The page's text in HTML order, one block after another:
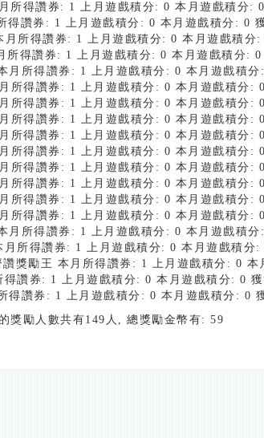
所得讚券: 1 上月遊戲積分: 0 本月遊戲積分:
讚券: 1 上月遊戲積分: 0 本月遊戲積分: 0
所得讚券: 1 上月遊戲積分: 0 本月遊戲積分:
得讚券: 1 上月遊戲積分: 0 本月遊戲積分: 0
月所得讚券: 1 上月遊戲積分: 0 本月遊戲積分
所得讚券: 1 上月遊戲積分: 0 本月遊戲積分:
所得讚券: 1 上月遊戲積分: 0 本月遊戲積分:
所得讚券: 1 上月遊戲積分: 0 本月遊戲積分:
所得讚券: 1 上月遊戲積分: 0 本月遊戲積分:
所得讚券: 1 上月遊戲積分: 0 本月遊戲積分:
所得讚券: 1 上月遊戲積分: 0 本月遊戲積分:
所得讚券: 1 上月遊戲積分: 0 本月遊戲積分:
所得讚券: 1 上月遊戲積分: 0 本月遊戲積分:
所得讚券: 1 上月遊戲積分: 0 本月遊戲積分:
月所得讚券: 1 上月遊戲積分: 0 本月遊戲積分
所得讚券: 1 上月遊戲積分: 0 本月遊戲積分:
獎勵王 本月所得讚券: 1 上月遊戲積分: 0 本
讚券: 1 上月遊戲積分: 0 本月遊戲積分: 0 獲
得讚券: 1 上月遊戲積分: 0 本月遊戲積分: 0
獎勵人數共有149人, 總獎勵金幣有: 59